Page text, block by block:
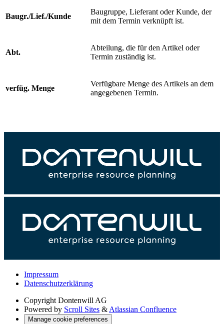
Baugr./Lief./Kunde
Baugruppe, Lieferant oder Kunde, der
mit dem Termin verknüpft ist.
Abt.
Abteilung, die für den Artikel oder
Termin zuständig ist.
verfüg. Menge
Verfügbare Menge des Artikels an dem
angegebenen Termin.
Impressum
Datenschutzerklärung
Copyright Dontenwill AG
Powered by Scroll Sites & Atlassian Confluence
Manage cookie preferences